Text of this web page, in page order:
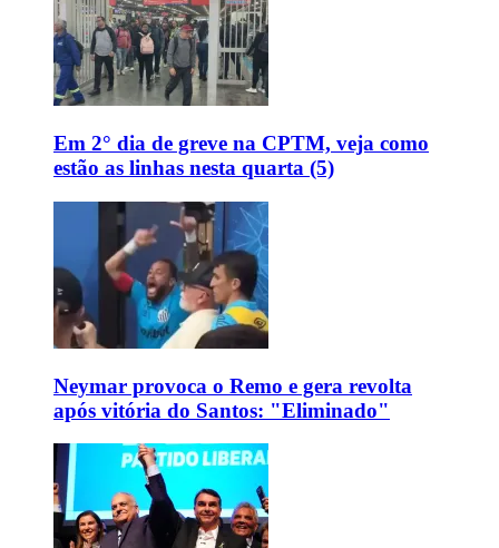
Em 2° dia de greve na CPTM, veja como
estão as linhas nesta quarta (5)
Neymar provoca o Remo e gera revolta
após vitória do Santos: "Eliminado"